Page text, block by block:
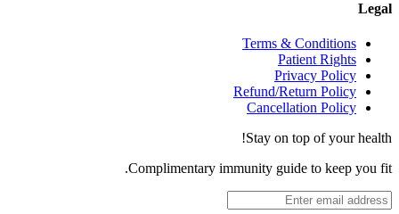
Legal
Terms & Conditions
Patient Rights
Privacy Policy
Refund/Return Policy
Cancellation Policy
Stay on top of your health!
Complimentary immunity guide to keep you fit.